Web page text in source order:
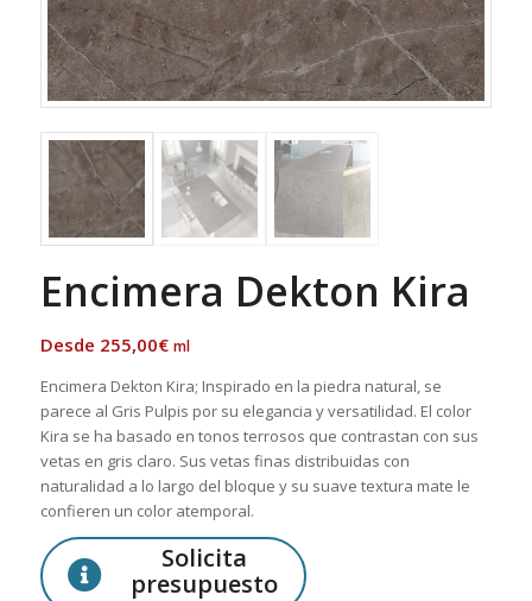
Encimera Dekton Kira
255,00€ ml
Encimera Dekton Kira; Inspirado en la piedra natural, se
parece al Gris Pulpis por su elegancia y versatilidad. El color
Kira se ha basado en tonos terrosos que contrastan con sus
vetas en gris claro. Sus vetas finas distribuidas con
naturalidad a lo largo del bloque y su suave textura mate le
confieren un color atemporal.
Solicita
presupuesto